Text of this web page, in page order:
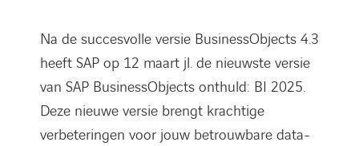
Werken bij Axians
Na de succesvolle versie BusinessObjects 4.3
heeft SAP op 12 maart jl. de nieuwste versie
van SAP BusinessObjects onthuld: BI 2025.
Deze nieuwe versie brengt krachtige
verbeteringen voor jouw betrouwbare data-